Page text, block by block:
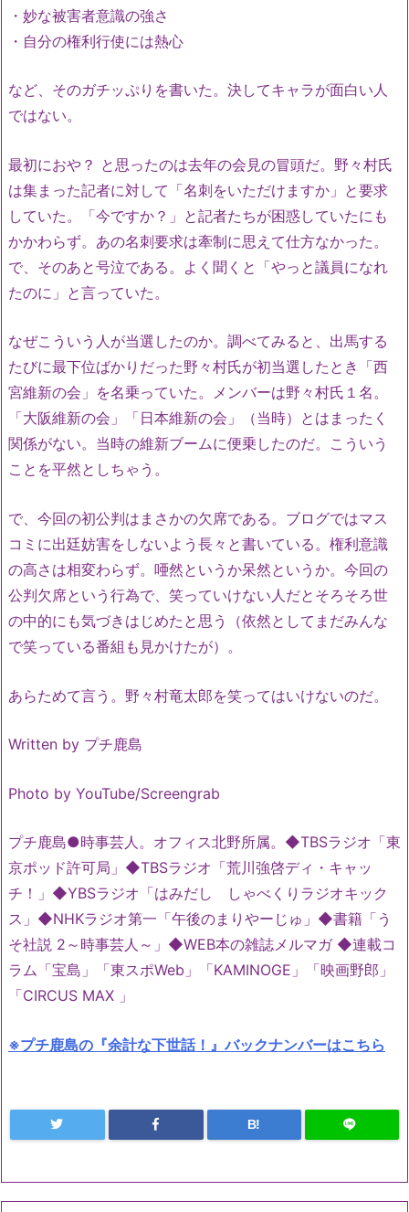
・妙な被害者意識の強さ
・自分の権利行使には熱心
など、そのガチッぷりを書いた。決してキャラが面白い人
ではない。
最初におや？ と思ったのは去年の会見の冒頭だ。野々村氏
は集まった記者に対して「名刺をいただけますか」と要求
していた。「今ですか？」と記者たちが困惑していたにも
かかわらず。あの名刺要求は牽制に思えて仕方なかった。
で、そのあと号泣である。よく聞くと「やっと議員になれ
たのに」と言っていた。
なぜこういう人が当選したのか。調べてみると、出馬する
たびに最下位ばかりだった野々村氏が初当選したとき「西
宮維新の会」を名乗っていた。メンバーは野々村氏１名。
「大阪維新の会」「日本維新の会」（当時）とはまったく
関係がない。当時の維新ブームに便乗したのだ。こういう
ことを平然としちゃう。
で、今回の初公判はまさかの欠席である。ブログではマス
コミに出廷妨害をしないよう長々と書いている。権利意識
の高さは相変わらず。唖然というか呆然というか。今回の
公判欠席という行為で、笑っていけない人だとそろそろ世
の中的にも気づきはじめたと思う（依然としてまだみんな
で笑っている番組も見かけたが）。
あらためて言う。野々村竜太郎を笑ってはいけないのだ。
Written by プチ鹿島
Photo by YouTube/Screengrab
プチ鹿島●時事芸人。オフィス北野所属。◆TBSラジオ「東
京ポッド許可局」◆TBSラジオ「荒川強啓ディ・キャッ
チ！」◆YBSラジオ「はみだし しゃべくりラジオキック
ス」◆NHKラジオ第一「午後のまりやーじゅ」◆書籍「う
そ社説 2～時事芸人～」◆WEB本の雑誌メルマガ ◆連載コ
ラム「宝島」「東スポWeb」「KAMINOGE」「映画野郎」
「CIRCUS MAX 」
※プチ鹿島の『余計な下世話！』バックナンバーはこちら
B!